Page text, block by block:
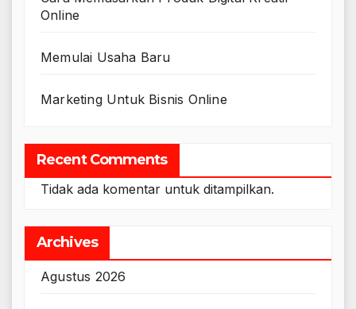
Online
Memulai Usaha Baru
Marketing Untuk Bisnis Online
Recent Comments
Tidak ada komentar untuk ditampilkan.
Archives
Agustus 2026